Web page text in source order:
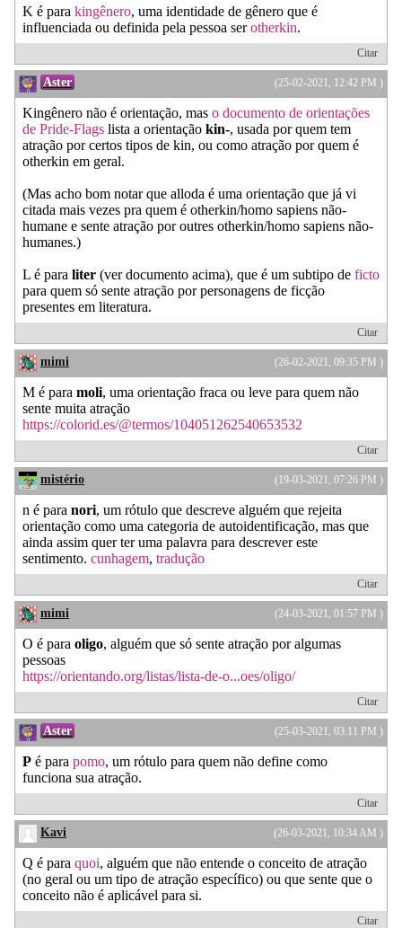
K é para kingênero, uma identidade de gênero que é
influenciada ou definida pela pessoa serotherkin.
Citar
(25-02-2021, 12:42 PM )
Aster
Kingênero não é orientação, mas o documento de orientações
de Pride-Flags lista a orientação kin-, usada por quem tem
atração por certos tipos de kin, ou como atração por quem é
otherkin em geral.
(Mas acho bom notar que alloda é uma orientação que já vi
citada mais vezes pra quem é otherkin/homo sapiens não-
humane e sente atração por outres otherkin/homo sapiens não-
humanes.)
L é para liter (ver documento acima), que é um subtipo de ficto
para quem só sente atração por personagens de ficção
presentes em literatura.
Citar
(26-02-2021, 09:35 PM )
mimi
M é para moli, uma orientação fraca ou leve para quem não
sente muita atração
https://colorid.es/@termos/104051262540653532
Citar
(19-03-2021, 07:26 PM )
mistério
n é para nori, um rótulo que descreve alguém que rejeita
orientação como uma categoria de autoidentificação, mas que
ainda assim quer ter uma palavra para descrever este
sentimento. cunhagem, tradução
Citar
(24-03-2021, 01:57 PM )
mimi
O é para oligo, alguém que só sente atração por algumas
pessoas
https://orientando.org/listas/lista-de-o...oes/oligo/
Citar
(25-03-2021, 03:11 PM )
Aster
P é para pomo, um rótulo para quem não define como
funciona sua atração.
Citar
(26-03-2021, 10:34 AM )
Kavi
Q é para quoi, alguém que não entende o conceito de atração
(no geral ou um tipo de atração específico) ou que sente que o
conceito não é aplicável para si.
Citar